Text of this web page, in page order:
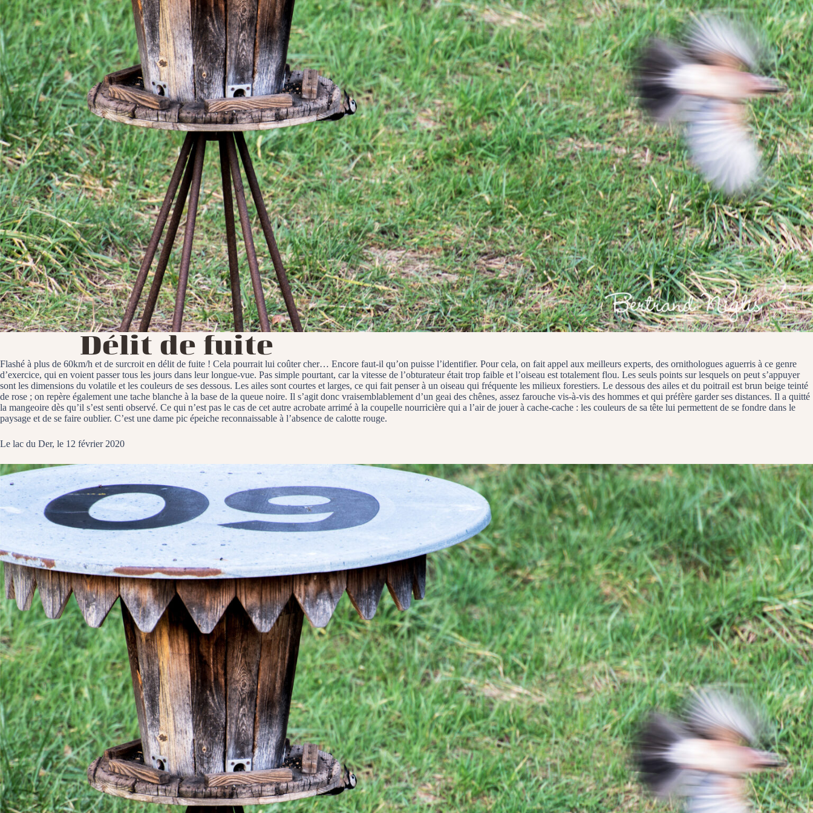
Délit de fuite
Flashé à plus de 60km/h et de surcroit en délit de fuite ! Cela pourrait lui coûter cher… Encore faut-il qu’on puisse l’identifier. Pour cela, on fait appel aux meilleurs experts, des ornithologues aguerris à ce genre
d’exercice, qui en voient passer tous les jours dans leur longue-vue. Pas simple pourtant, car la vitesse de l’obturateur était trop faible et l’oiseau est totalement flou. Les seuls points sur lesquels on peut s’appuyer
sont les dimensions du volatile et les couleurs de ses dessous. Les ailes sont courtes et larges, ce qui fait penser à un oiseau qui fréquente les milieux forestiers. Le dessous des ailes et du poitrail est brun beige teinté
de rose ; on repère également une tache blanche à la base de la queue noire. Il s’agit donc vraisemblablement d’un geai des chênes, assez farouche vis-à-vis des hommes et qui préfère garder ses distances. Il a quitté
la mangeoire dès qu’il s’est senti observé. Ce qui n’est pas le cas de cet autre acrobate arrimé à la coupelle nourricière qui a l’air de jouer à cache-cache : les couleurs de sa tête lui permettent de se fondre dans le
paysage et de se faire oublier. C’est une dame pic épeiche reconnaissable à l’absence de calotte rouge.
Le lac du Der, le 12 février 2020